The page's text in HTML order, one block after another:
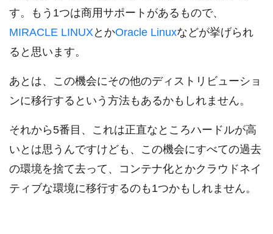
す。もう1つは商用サポートがあるもので、
MIRACLE LINUX とかOracle Linuxなどが挙げられ
ると思います。
あとは、この機会にその他のディストリビューショ
ンに移行するという方法もあるかもしれません。
それから5番目、これは正直なところハードルが高
いとは思うんですけども、この機会にすべての過去
の環境を捨て去って、コンテナ化とかクラウドネイ
ティブな環境に移行するのも1つかもしれません。